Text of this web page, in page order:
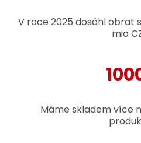
V roce 2025 dosáhl obrat
mio
Máme skladem více